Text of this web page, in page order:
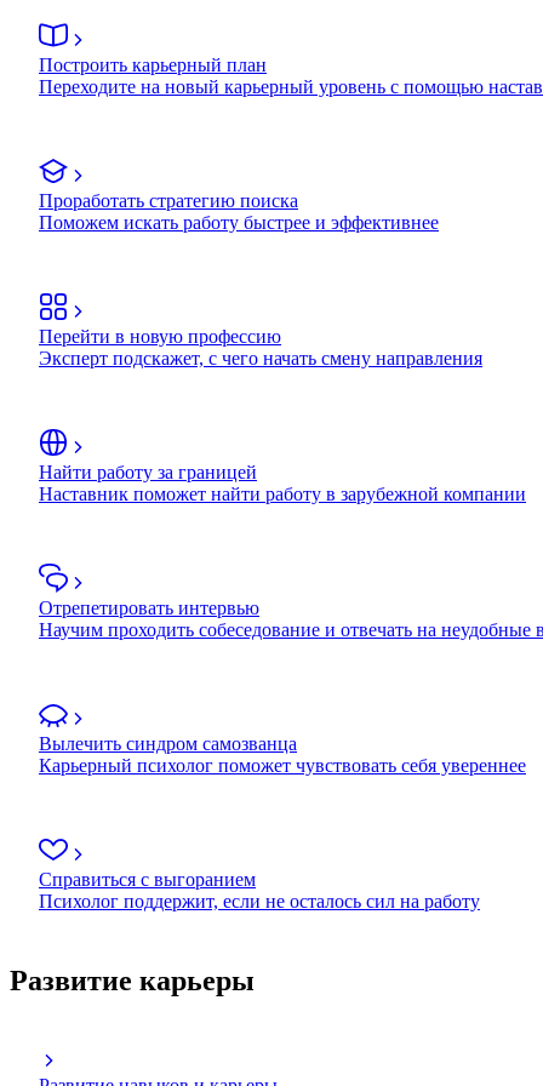
Построить карьерный план
Переходите на новый карьерный уровень с помощью
Проработать стратегию поиска
Поможем искать работу быстрее и эффективнее
Перейти в новую профессию
Эксперт подскажет, с чего начать смену направления
Найти работу за границей
Наставник поможет найти работу в зарубежной компании
Отрепетировать интервью
Научим проходить собеседование и отвечать на неудобные
Вылечить синдром самозванца
Карьерный психолог поможет чувствовать себя увереннее
Справиться с выгоранием
Психолог поддержит, если не осталось сил на работу
Развитие карьеры